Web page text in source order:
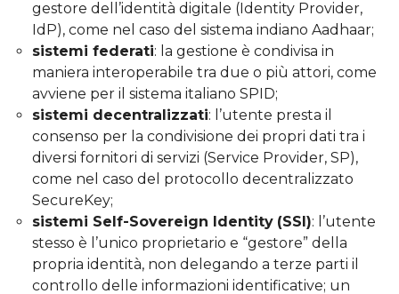
gestore dell’identità digitale (Identity Provider,
IdP), come nel caso del sistema indiano Aadhaar;
sistemi federati: la gestione è condivisa in
maniera interoperabile tra due o più attori, come
avviene per il sistema italiano SPID;
sistemi decentralizzati: l’utente presta il
consenso per la condivisione dei propri dati tra i
diversi fornitori di servizi (Service Provider, SP),
come nel caso del protocollo decentralizzato
SecureKey;
sistemi Self-Sovereign Identity (SSI): l’utente
stesso è l’unico proprietario e “gestore” della
propria identità, non delegando a terze parti il
controllo delle informazioni identificative; un